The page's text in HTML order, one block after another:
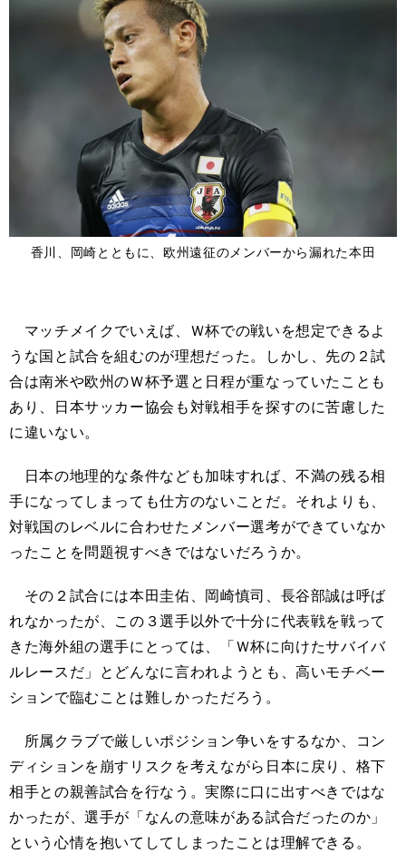
香川、岡崎とともに、欧州遠征のメンバーから漏れた本田
マッチメイクでいえば、Ｗ杯での戦いを想定できるよ
うな国と試合を組むのが理想だった。しかし、先の２試
合は南米や欧州のＷ杯予選と日程が重なっていたことも
あり、日本サッカー協会も対戦相手を探すのに苦慮した
に違いない。
日本の地理的な条件なども加味すれば、不満の残る相
手になってしまっても仕方のないことだ。それよりも、
対戦国のレベルに合わせたメンバー選考ができていなか
ったことを問題視すべきではないだろうか。
その２試合には本田圭佑、岡崎慎司、長谷部誠は呼ば
れなかったが、この３選手以外で十分に代表戦を戦って
きた海外組の選手にとっては、「Ｗ杯に向けたサバイバ
ルレースだ」とどんなに言われようとも、高いモチベー
ションで臨むことは難しかっただろう。
所属クラブで厳しいポジション争いをするなか、コン
ディションを崩すリスクを考えながら日本に戻り、格下
相手との親善試合を行なう。実際に口に出すべきではな
かったが、選手が「なんの意味がある試合だったのか」
という心情を抱いてしてしまったことは理解できる。